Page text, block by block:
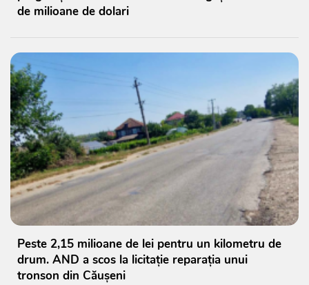
de milioane de dolari
Peste 2,15 milioane de lei pentru un kilometru de
drum. AND a scos la licitație reparația unui
tronson din Căușeni